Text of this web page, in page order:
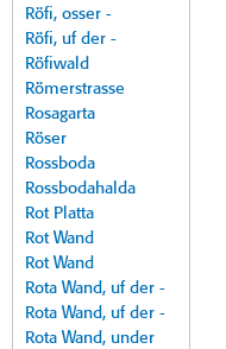
Röfi, osser -
Röfi, uf der -
Röfiwald
Römerstrasse
Rosagarta
Röser
Rossboda
Rossbodahalda
Rot Platta
Rot Wand
Rot Wand
Rota Wand, uf der -
Rota Wand, uf der -
Rota Wand, under